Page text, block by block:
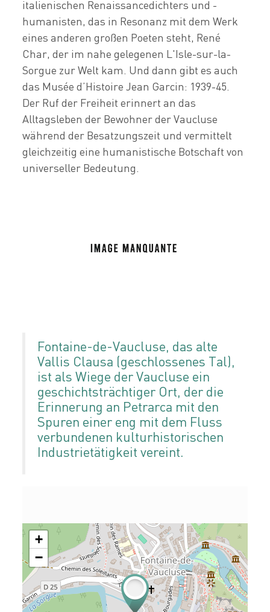
italienischen Renaissancedichters und -
humanisten, das in Resonanz mit dem Werk
eines anderen großen Poeten steht, René
Char, der im nahe gelegenen L'Isle-sur-la-
Sorgue zur Welt kam. Und dann gibt es auch
das Musée d’Histoire Jean Garcin: 1939-45.
Der Ruf der Freiheit erinnert an das
Alltagsleben der Bewohner der Vaucluse
während der Besatzungszeit und vermittelt
gleichzeitig eine humanistische Botschaft von
universeller Bedeutung.
Fontaine-de-Vaucluse, das alte
Vallis Clausa (geschlossenes Tal),
ist als Wiege der Vaucluse ein
geschichtsträchtiger Ort, der die
Erinnerung an Petrarca mit den
Spuren einer eng mit dem Fluss
verbundenen kulturhistorischen
Industrietätigkeit vereint.
+
−